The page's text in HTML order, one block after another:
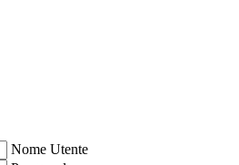
Nome Utente